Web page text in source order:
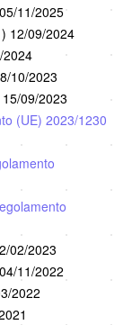
05/11/2025
12/09/2024
2024
10/2023
15/09/2023
(UE) 2023/1230
02/2023
04/11/2022
2022